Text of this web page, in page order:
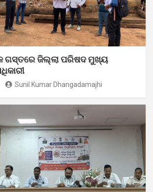
ଗସ୍ତରେ ଜିଲ୍ଲା ପରିଷଦ ମୁଖ୍ୟ
Sunil Kumar Dhangadamajhi